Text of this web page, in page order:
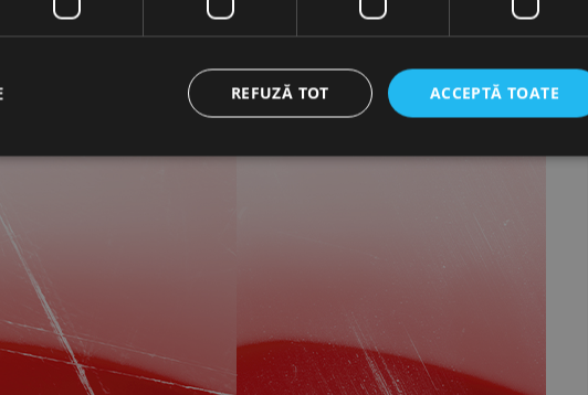
ACCEPTĂ TOATE
REFUZĂ TOT
permit funcționalitatea principală a site-ului web, cum ar fi autentificarea utilizatorului și gestionarea
fi utilizat corect fără cookie-uri strict necesare.
Furnizor /
Domeniu
www.rocast.ro
1 lună
Acest cookie este utilizat de serviciul Cookie-Script.com pentru a aminti
preferințele de consimțământ ale cookie-urilor vizitatorilor. Este necesar
ca bannerul cookie Cookie-Script.com să funcționeze corect.